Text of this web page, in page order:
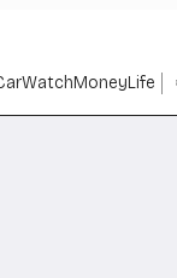
WatchMoneyLife